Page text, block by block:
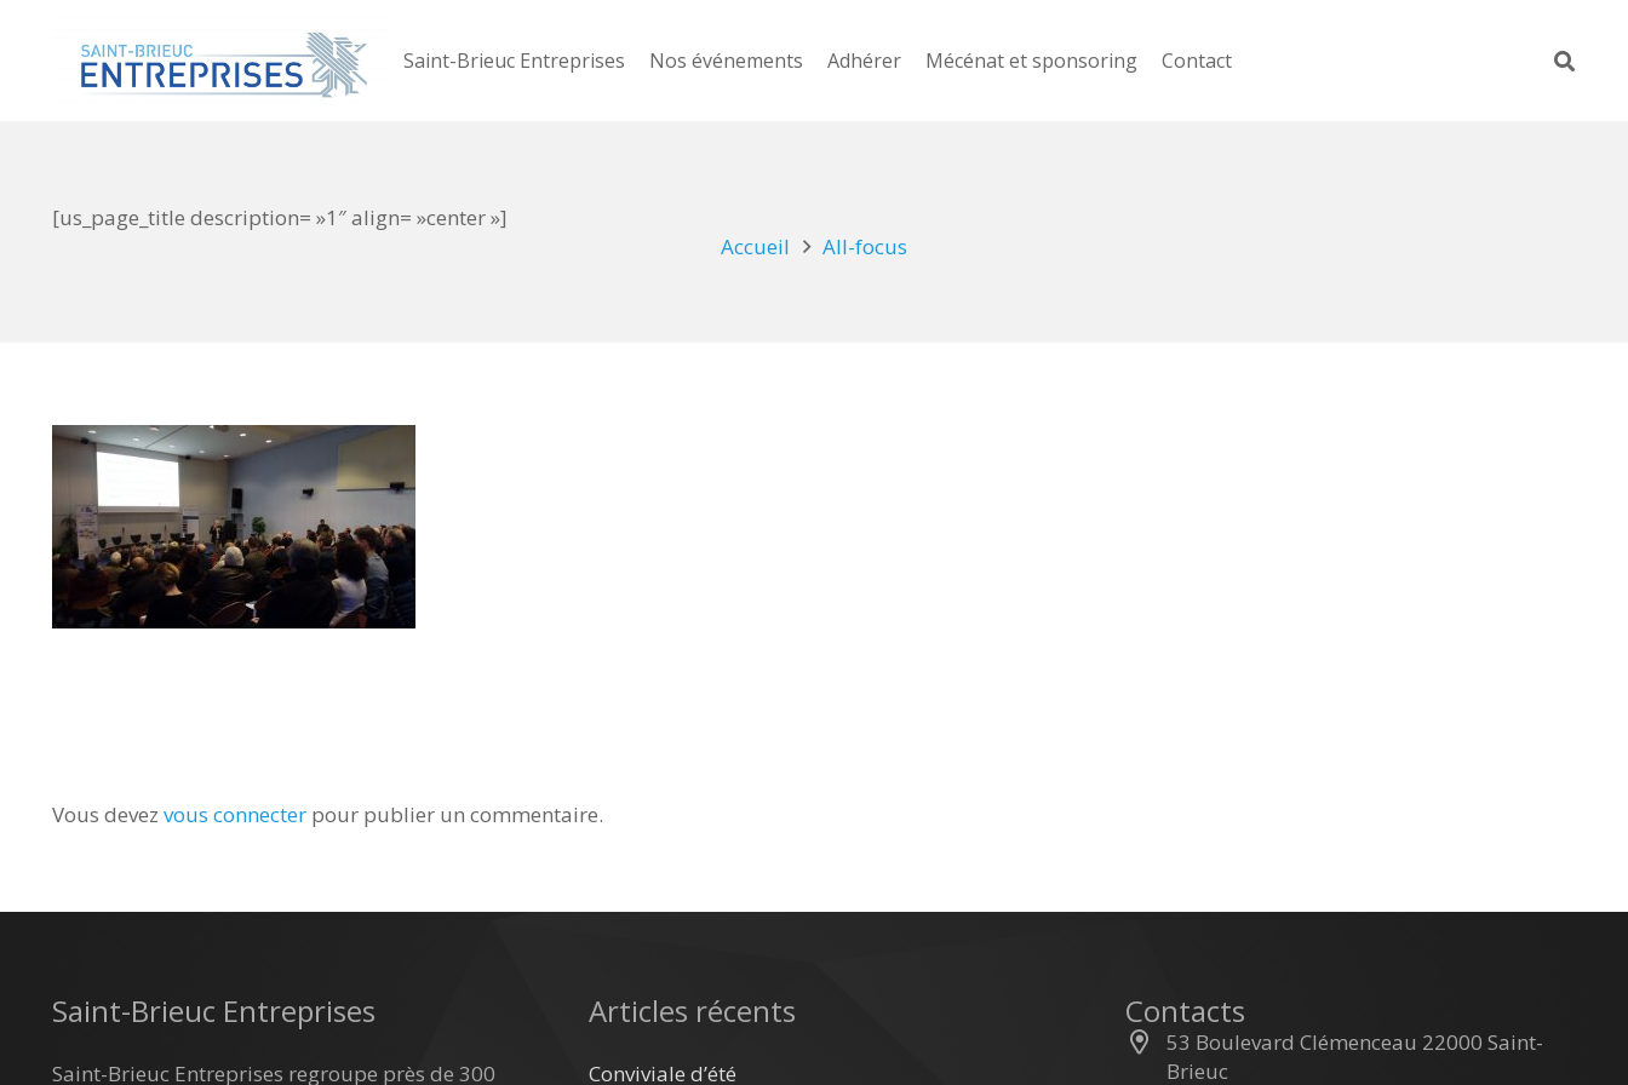
Saint-Brieuc Entreprises Nos événements Adhérer Mécénat et sponsoring Contact
[us_page_title description= »1″ align= »center »]
Accueil
All-focus
Vous devez vous connecterpour publier un commentaire.
Saint-Brieuc Entreprises
Saint-Brieuc Entreprises regroupe près de 300
Articles récents
Conviviale d’été
Contacts
53 Boulevard Clémenceau 22000 Saint-
Brieuc